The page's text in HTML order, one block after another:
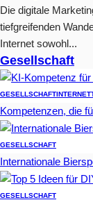
Die digitale
tiefgreifenden
Internet sowohl...
Gesellschaft
GESELLSCHAFTINTERNET
Kompetenzen, die
GESELLSCHAFT
Internationale
GESELLSCHAFT